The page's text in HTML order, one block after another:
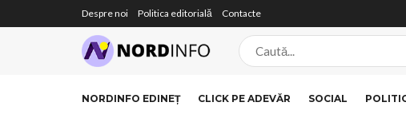
Despre noi Politica editorială Contacte
NORDINFO EDINEȚ CLICK PE ADEVĂR SOCIAL